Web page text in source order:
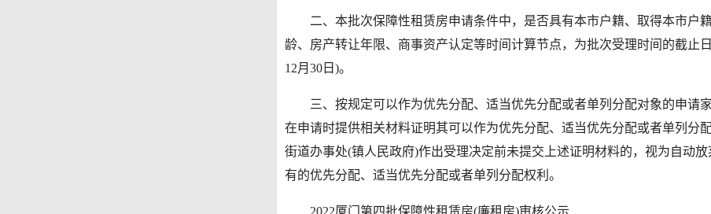
二、本批次保障性租赁房申请条件中，是否具有本市户籍、取得本市户
龄、房产转让年限、商事资产认定等时间计算节点，为批次受理时间的截止
12月30日)。
三、按规定可以作为优先分配、适当优先分配或者单列分配对象的申请
在申请时提供相关材料证明其可以作为优先分配、适当优先分配或者单列分
街道办事处(镇人民政府)作出受理决定前未提交上述证明材料的，视为自动
有的优先分配、适当优先分配或者单列分配权利。
2022厦门第四批保障性租赁房(廉租房)审核公示